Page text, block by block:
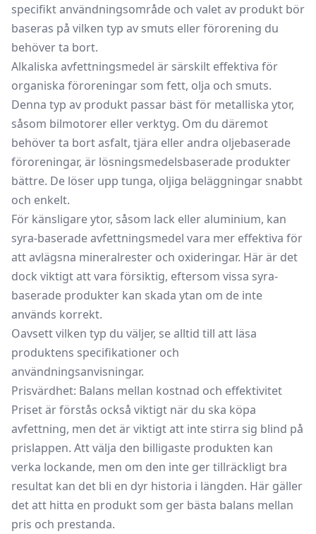
specifikt användningsområde och valet av produkt bör
baseras på vilken typ av smuts eller förorening du
behöver ta bort.
Alkaliska avfettningsmedel är särskilt effektiva för
organiska föroreningar som fett, olja och smuts.
Denna typ av produkt passar bäst för metalliska ytor,
såsom bilmotorer eller verktyg. Om du däremot
behöver ta bort asfalt, tjära eller andra oljebaserade
föroreningar, är lösningsmedelsbaserade produkter
bättre. De löser upp tunga, oljiga beläggningar snabbt
och enkelt.
För känsligare ytor, såsom lack eller aluminium, kan
syra-baserade avfettningsmedel vara mer effektiva för
att avlägsna mineralrester och oxideringar. Här är det
dock viktigt att vara försiktig, eftersom vissa syra-
baserade produkter kan skada ytan om de inte
används korrekt.
Oavsett vilken typ du väljer, se alltid till att läsa
produktens specifikationer och
användningsanvisningar.
Prisvärdhet: Balans mellan kostnad och effektivitet
Priset är förstås också viktigt när du ska köpa
avfettning, men det är viktigt att inte stirra sig blind på
prislappen. Att välja den billigaste produkten kan
verka lockande, men om den inte ger tillräckligt bra
resultat kan det bli en dyr historia i längden. Här gäller
det att hitta en produkt som ger bästa balans mellan
pris och prestanda.